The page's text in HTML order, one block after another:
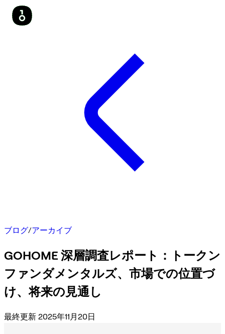
ブログ/アーカイブ
GOHOME 深層調査レポート：トークン
ファンダメンタルズ、市場での位置づ
け、将来の見通し
最終更新 2025年11月20日